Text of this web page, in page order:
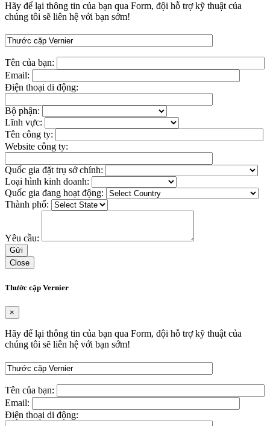
Hãy để lại thông tin của bạn qua Form, đội hỗ trợ kỹ thuật của
chúng tôi sẽ liên hệ với bạn sớm!
Tên của bạn:
Email:
Điện thoại di động:
Bộ phận:
Lĩnh vực:
Tên công ty:
Website công ty:
Quốc gia đặt trụ sở chính:
Loại hình kinh doanh:
Quốc gia đang hoạt động:
Thành phố:
Yêu cầu:
Close
Thước cặp Vernier
×
Hãy để lại thông tin của bạn qua Form, đội hỗ trợ kỹ thuật của
chúng tôi sẽ liên hệ với bạn sớm!
Tên của bạn:
Email:
Điện thoại di động: